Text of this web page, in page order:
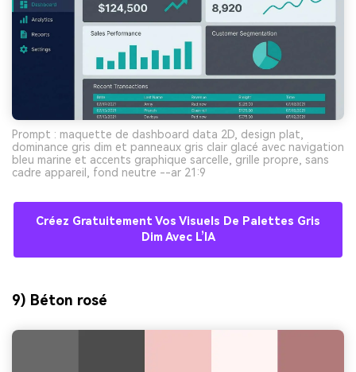
Prompt : maquette de dashboard data 2D, design plat,
dominance gris dim et panneaux gris clair glacé avec navigation
bleu marine et accents graphique sarcelle, grille propre, sans
cadre appareil, fond neutre --ar 21:9
Créez Gratuitement Vos Visuels De Palettes Gris
Dim Avec L’IA
9) Béton rosé